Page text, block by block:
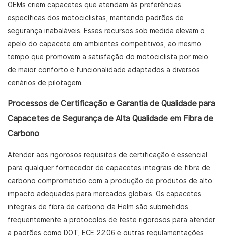
OEMs criem capacetes que atendam às preferências
específicas dos motociclistas, mantendo padrões de
segurança inabaláveis. Esses recursos sob medida elevam o
apelo do capacete em ambientes competitivos, ao mesmo
tempo que promovem a satisfação do motociclista por meio
de maior conforto e funcionalidade adaptados a diversos
cenários de pilotagem.
Processos de Certificação e Garantia de Qualidade para
Capacetes de Segurança de Alta Qualidade em Fibra de
Carbono
Atender aos rigorosos requisitos de certificação é essencial
para qualquer fornecedor de capacetes integrais de fibra de
carbono comprometido com a produção de produtos de alto
impacto adequados para mercados globais. Os capacetes
integrais de fibra de carbono da Helm são submetidos
frequentemente a protocolos de teste rigorosos para atender
a padrões como DOT, ECE 22.06 e outras regulamentações